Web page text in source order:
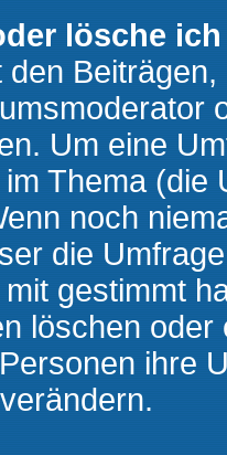
lösche
den
Um eine
Thema (die
noch
die
gestimmt
löschen
ihre